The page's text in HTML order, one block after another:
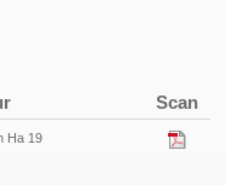
Scan
Ha 19